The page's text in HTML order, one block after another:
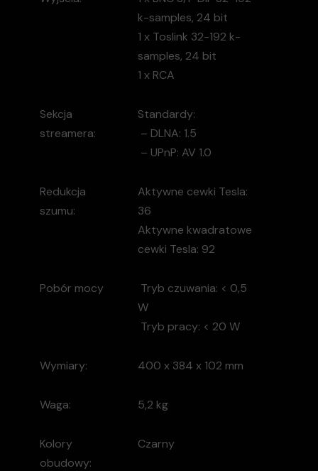
k-samples, 24 bit
1 x Toslink 32-192 k-
samples, 24 bit
1 x RCA
Sekcja
streamera:
Standardy:
– DLNA: 1.5
– UPnP:AV 1.0
Redukcja
szumu:
Aktywne cewki Tesla:
36
Aktywne kwadratowe
cewki Tesla: 92
Pobór mocy Tryb czuwania: < 0,5
W
Tryb pracy: < 20 W
Wymiary: 400 x 384 x 102 mm
Waga: 5,2 kg
Kolory
obudowy:
Czarny